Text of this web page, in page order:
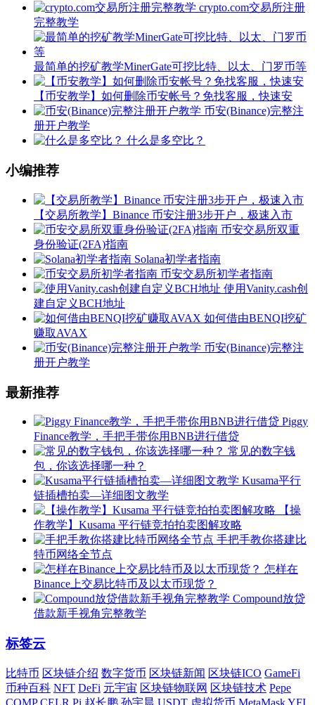
crypto.com交易所注册
完整教学
最简单的挖矿教学MinerGate可挖比特、以太、门罗币等
【币安教学】如何删除币安帐号？免找客服，快速安
币安(Binance)完整注
册开户教学
什么是多空比？
小编推荐
【交易所教学】Binance 币安注册3步开户，极速入市
币安交易所双重
身份验证(2FA)指南
Solana初学者指南
币安交易所初学者指南
使用Vanity.cash创
建自定义BCH地址
如何借由BENQI挖矿
赚取AVAX
币安(Binance)完整注
册开户教学
最新推荐
Piggy
Finance教学，手把手带你用BNB进行借贷
常见的数字钱
包，你该选择哪一种？
Kusama平行
链插槽拍卖—详细图文教学
【操
作教学】Kusama 平行链竞拍拍卖图解攻略
手把手教你搭建比
特币网络全节点
怎样在
Binance上交易比特币及以太币现货？
Compound放贷
借款新手视角完整教学
标签云
比特币 区块链介绍 数字货币 区块链新闻 区块链ICO GameFi
币种百科 NFT DeFi 元宇宙 区块链物联网 区块链技术 Pepe
COMP CELR Pi 赵长鹏 孙宇晨 USDT 虚拟货币 MetaMaskYFI